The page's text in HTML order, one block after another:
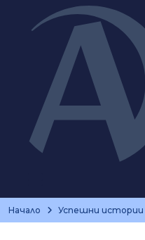
Начало Успешни истории